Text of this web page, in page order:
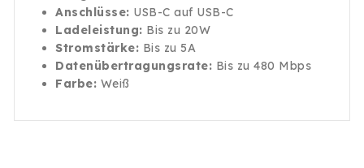
Anschlüsse: USB-C auf USB-C
Ladeleistung: Bis zu 20W
Stromstärke: Bis zu 5A
Datenübertragungsrate: Bis zu 480 Mbps
Farbe: Weiß